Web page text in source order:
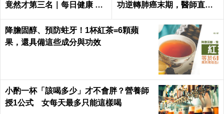
竟然才第三名｜每日健康 He
功逆轉肺癌末期，醫師直
alth
降膽固醇、預防蛀牙！1杯紅茶=6顆蘋
果，還具備這些成分與功效
小酌一杯「該喝多少」才不會胖？營養師
授1公式 女每天最多只能這樣喝